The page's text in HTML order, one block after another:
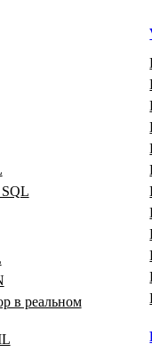
в реальном